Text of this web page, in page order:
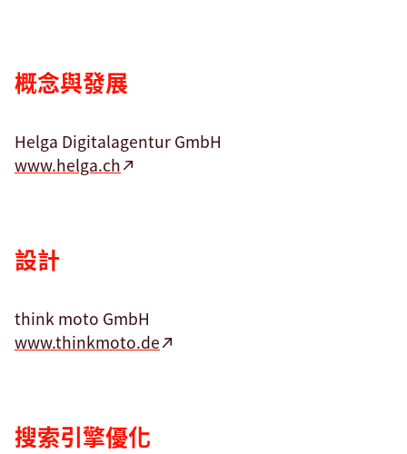
概念與發展
Helga Digitalagentur GmbH
www.helga.ch
設計
think moto GmbH
www.thinkmoto.de
搜索引擎優化